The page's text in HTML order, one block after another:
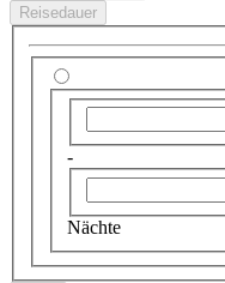
Reisedauer
-
Nächte